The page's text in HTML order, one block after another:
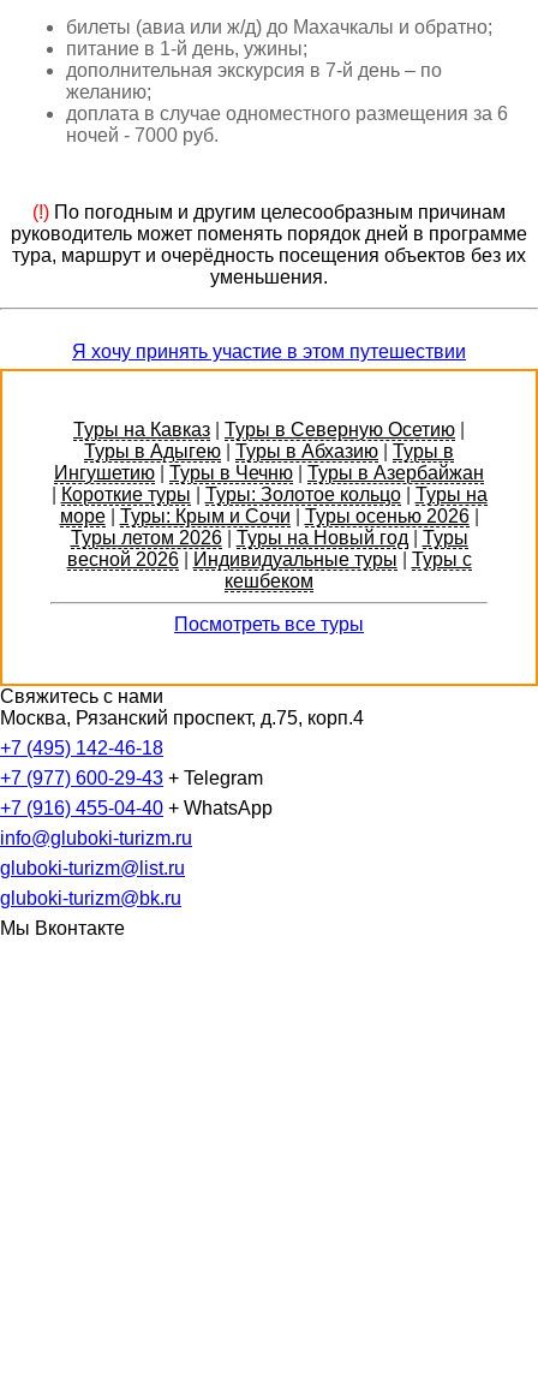
билеты (авиа или ж/д) до Махачкалы и обратно;
питание в 1-й день, ужины;
дополнительная экскурсия в 7-й день – по
желанию;
доплата в случае одноместного размещения за 6
ночей - 7000 руб.
(!) По погодным и другим целесообразным причинам
руководитель может поменять порядок дней в программе
тура, маршрут и очерёдность посещения объектов без их
уменьшения.
Я хочу принять участие в этом путешествии
Туры на Кавказ Туры в Северную Осетию
Туры в Адыгею
Туры в Абхазию
Туры в
Ингушетию
Туры в Чечню
Туры в Азербайжан
Короткие туры Туры: Золотое кольцо| Туры на
море| Туры: Крым и Сочи Туры осенью 2026|
Туры летом 2026| Туры на Новый год
Туры
весной 2026| Индивидуальные туры
Туры с
кешбеком
Посмотреть все туры
Свяжитесь с нами
Москва, Рязанский проспект, д.75, корп.4
+7 (495) 142-46-18
+7 (977) 600-29-43 + Telegram
+7 (916) 455-04-40 + WhatsApp
info@gluboki-turizm.ru
gluboki-turizm@list.ru
gluboki-turizm@bk.ru
Мы Вконтакте